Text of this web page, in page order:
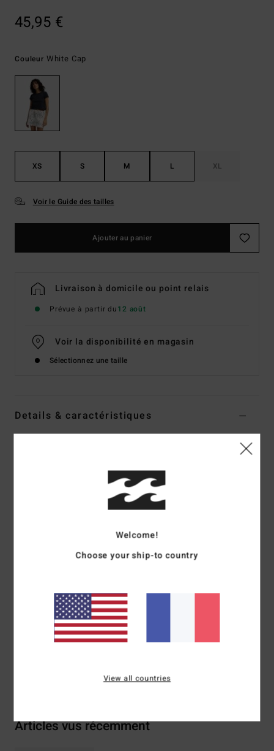
45,95 €
Couleur White Cap
XS S M L XL
Voir le Guide des tailles
Ajouter au panier
Livraison à domicile ou point relais
Prévue à partir du12 août
Voir la disponibilité en magasin
Sélectionnez une taille
Details & caractéristiques
Longueur de la couture interne :
taille haute
taille élastique
Composition[Matière principale] 100% coton
Traçabilité du produit (Loi Agec)
Livraison & Retours
Articles vus récemment
Welcome!
Choose your ship-to country
View all countries